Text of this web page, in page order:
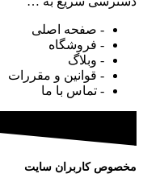
- صفحه اصلی
- فروشگاه
- وبلاگ
- قوانین و مقررات
- تماس با ما
مخصوص کاربران سایت